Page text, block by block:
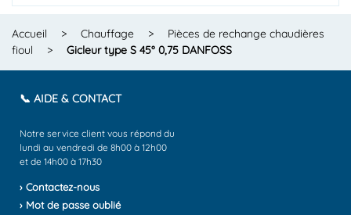
Accueil > Chauffage >
Pièces de rechange chaudières
fioul
> Gicleur type S 45° 0,75 DANFOSS
📞 AIDE & CONTACT
Notre service client vous répond du
lundi au vendredi de 8h00 à 12h00
et de 14h00 à 17h30
› Contactez-nous
› Mot de passe oublié